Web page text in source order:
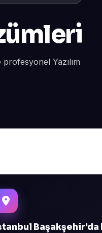
Yazılım
Başakşehir'da